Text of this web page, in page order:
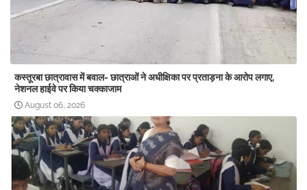
कस्तूरबा छात्रावास में बवाल- छात्राओं ने अधीक्षिका पर प्रताड़ना के आरोप लगाए,
नेशनल हाईवे पर किया चक्काजाम
August 06, 2026